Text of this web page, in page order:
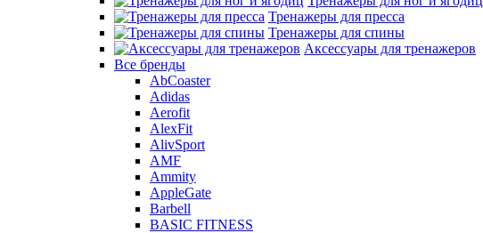
Тренажеры для пресса
Тренажеры для спины
Аксессуары для тренажеров
Все бренды
AbCoaster
Adidas
Aerofit
AlexFit
AlivSport
AMF
Ammity
AppleGate
Barbell
BASIC FITNESS